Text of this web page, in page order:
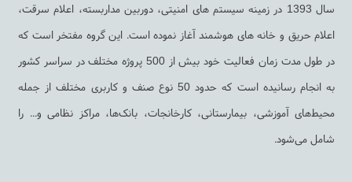
سال 1393 در زمینه سیستم های امنیتی، دوربین مداربسته، اعلام سرقت،
اعلام حریق و خانه های هوشمند آغاز نموده است. این گروه مفتخر است که
در طول مدت زمان فعالیت خود بیش از 500 پروژه مختلف در سراسر کشور
به انجام رسانیده است که حدود 50 نوع صنف و کاربری مختلف از جمله
محیط‌های آموزشی، بیمارستانی، کارخانجات، بانک‌ها، مراکز نظامی و... را
شامل می‌شود.